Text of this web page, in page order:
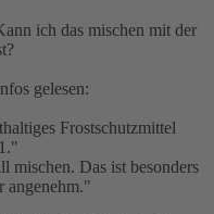
ich das mischen mit der
gelesen:
Frostschutzmittel
mischen. Das ist besonders
angenehm."